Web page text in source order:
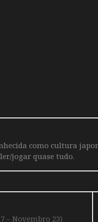
como cultura
jogar quase tudo.
– Novembro 23)